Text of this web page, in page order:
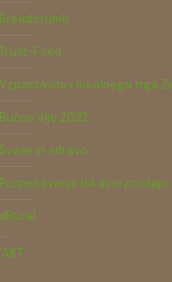
Breadcrumb
Trust-Food
Vzpostavitev lokalnega trga
Bučno olje 2022
Sveže in zdravo
Pospeševanje lokalne prodaje
dRural